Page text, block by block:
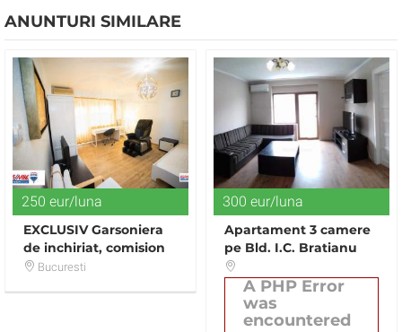
ANUNTURI SIMILARE
250 eur/luna
EXCLUSIV Garsoniera
de inchiriat, comision
0%Bucuresti
300 eur/luna
Apartament 3 camere
pe Bld. I.C. Bratianu
A PHP Error
was
encountered